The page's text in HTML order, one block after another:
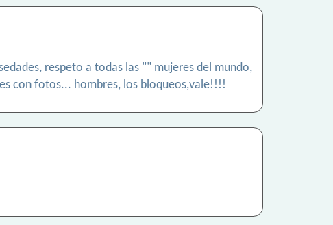
respeto a todas las "" mujeres del mundo,
con fotos... hombres, los bloqueos,vale!!!!